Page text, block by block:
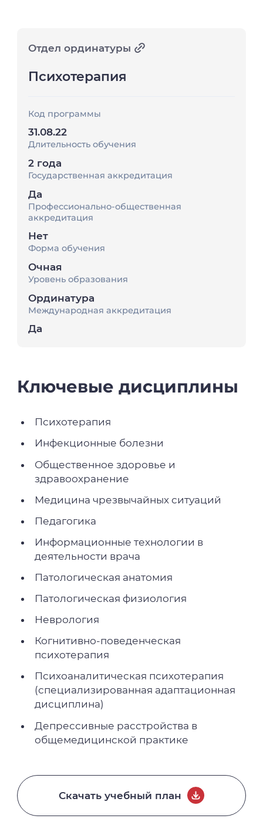
Отдел ординатуры
Психотерапия
Код программы
31.08.22
Длительность обучения
2 года
Государственная аккредитация
Да
Профессионально-общественная
аккредитация
Нет
Форма обучения
Очная
Уровень образования
Ординатура
Международная аккредитация
Да
Ключевые дисциплины
Психотерапия
Инфекционные болезни
Общественное здоровье и
здравоохранение
Медицина чрезвычайных ситуаций
Педагогика
Информационные технологии в
деятельности врача
Патологическая анатомия
Патологическая физиология
Неврология
Когнитивно-поведенческая
психотерапия
Психоаналитическая психотерапия
(специализированная адаптационная
дисциплина)
Депрессивные расстройства в
общемедицинской практике
Скачать учебный план